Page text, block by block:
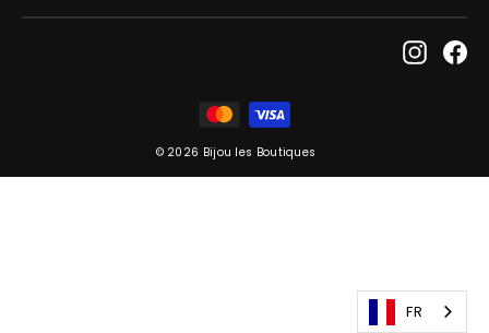
© 2026 Bijou les Boutiques
FR